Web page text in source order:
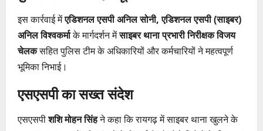
इस कार्रवाई मेंएडिशनल एसपी अनिल सोनी, एडिशनल एसपी (साइबर)
अनिल विश्वकर्माके मार्गदर्शन मेंसाइबर थाना प्रभारी निरीक्षक विजय
चेलकसहित पुलिस टीम के अधिकारियों और कर्मचारियों ने महत्वपूर्ण
भूमिका निभाई।
एसएसपी का सख्त संदेश
एसएसपीशशि मोहन सिंहने कहा कि रायगढ़ में साइबर थाना खुलने के